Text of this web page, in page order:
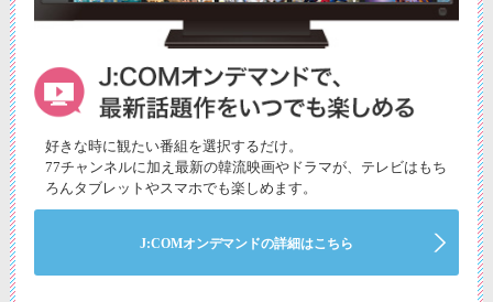
好きな時に観たい番組を選択するだけ。
77チャンネルに加え最新の韓流映画やドラマが、テレビはもち
ろんタブレットやスマホでも楽しめます。
J:COMオンデマンドの詳細はこちら